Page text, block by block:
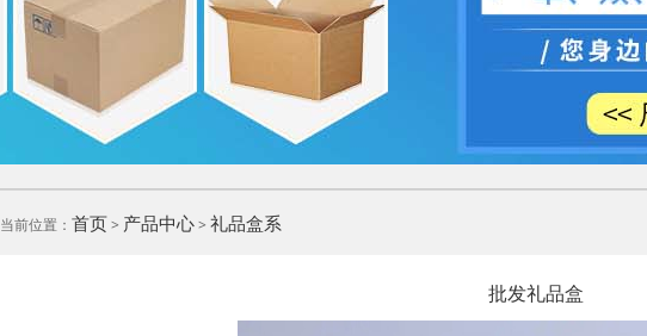
当前位置： 首页> 产品中心> 礼品盒系
批发礼品盒